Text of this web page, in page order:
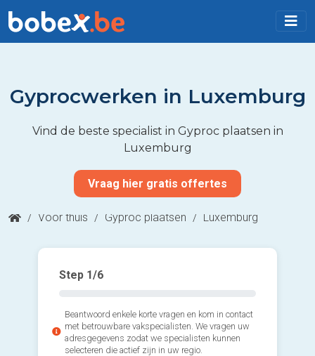
Gyprocwerken in Luxemburg
Vind de beste specialist in Gyproc plaatsen in
Luxemburg
Vraag hier gratis offertes
/ Voor thuis / Gyproc plaatsen / Luxemburg
Step 1/6
Beantwoord enkele korte vragen en kom in contact
met betrouwbare vakspecialisten. We vragen uw
adresgegevens zodat we specialisten kunnen
selecteren die actief zijn in uw regio.